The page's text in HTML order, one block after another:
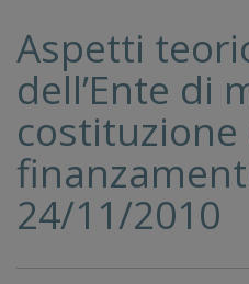
Aspetti
dell’Ente di
costituzione
24/11/2010